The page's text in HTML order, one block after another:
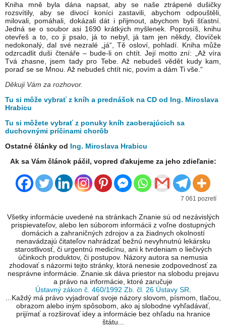
Kniha mně byla dána napsat, aby se naše ztrápené dušičky
rozsvítily, aby se divocí koníci zastavili, abychom odpouštěli,
milovali, pomáhali, dokázali dát i přijmout, abychom byli šťastní.
Jedná se o soubor asi 1690 krátkých myšlenek. Poprosíš, knihu
otevřeš a to, co ji psalo, já to nebyl, já tam jen někdy, človíček
nedokonalý, dal své nezralé „já“, Tě osloví, pohladí. Kniha může
odzrcadlit duši čtenáře – bude-li on chtít. Její motto zní: „Až víra
Tvá zhasne, jsem tady pro Tebe. Až nebudeš vědět kudy kam,
poraď se se Mnou. Až nebudeš chtít nic, povím a dám Ti vše.“
Děkuji Vám za rozhovor.
Tu si môže vybrať z kníh a prednášok na CD od Ing. Miroslava
Hrabicu
Tu si môžete vybrať z ponuky kníh zaoberajúcich sa
duchovnými príčinami chorôb
Ostatné články od Ing. Miroslava Hrabicu
Ak sa Vám článok páčil, vopred ďakujeme za jeho zdieľanie:
7 061 pozretí
Všetky informácie uvedené na stránkach Znanie sú od nezávislých
prispievateľov, alebo len súborom informácii z voľne dostupných
domácich a zahraničných zdrojov a za žiadnych okolností
nenavádzajú čitateľov nahrádzať bežnú nevyhnutnú lekársku
starostlivosť, či urgentnú medicínu, ani k tvrdeniam o liečivých
účinkoch produktov, či postupov. Názory autora sa nemusia
zhodovať s názormi tejto stránky, ktorá nenesie zodpovednosť za
nesprávne informácie. Znanie.sk dáva priestor na slobodu prejavu
a právo na informácie, ktoré zaručuje
Ústavný zákon č. 460/1992 Zb. čl. 26 Ústavy SR
...Každý má právo vyjadrovať svoje názory slovom, písmom, tlačou,
obrazom alebo iným spôsobom, ako aj slobodne vyhľadávať,
prijímať a rozširovať idey a informácie bez ohľadu na hranice
štátu...